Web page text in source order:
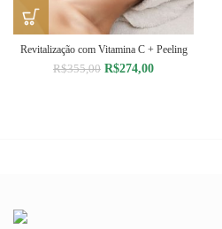
Revitalização com Vitamina C + Peeling
R$355,00 O
R$274,00O